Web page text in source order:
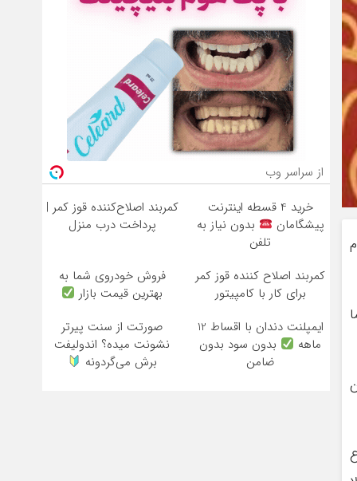
از سراسر وب
خرید 4 قسطه اینترنت
پیشگامان
بدون نیاز به
تلفن
کمربند اصلاح‌کننده قوز کمر |
پرداخت درب منزل
کمربند اصلاح کننده قوز کمر
برای کار با کامپیتور
فروش خودروی شما به
بهترین قیمت بازار
ایمپلنت دندان با اقساط 12
ماهه
بدون سود بدون
ضامن
صورتت از سنت پیرتر
نشونت میده؟ اندولیفت
برش می‌گردونه